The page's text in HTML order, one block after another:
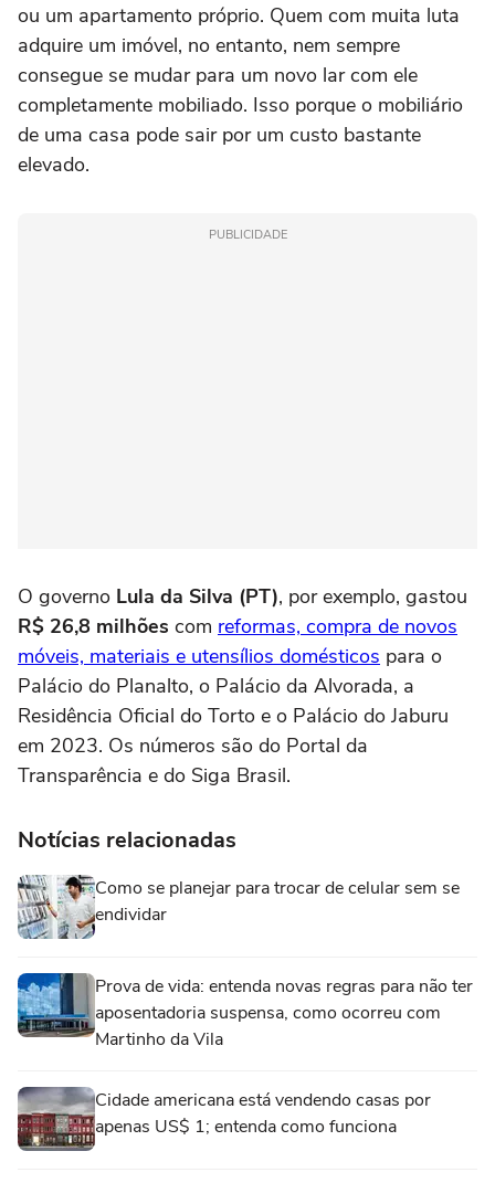
ou um apartamento próprio. Quem com muita luta
adquire um imóvel, no entanto, nem sempre
consegue se mudar para um novo lar com ele
completamente mobiliado. Isso porque o mobiliário
de uma casa pode sair por um custo bastante
elevado.
PUBLICIDADE
O governo Lula da Silva (PT), por exemplo, gastou
R$ 26,8 milhões com reformas, compra de novos
móveis, materiais e utensílios domésticos para o
Palácio do Planalto, o Palácio da Alvorada, a
Residência Oficial do Torto e o Palácio do Jaburu
em 2023. Os números são do Portal da
Transparência e do Siga Brasil.
Notícias relacionadas
Como se planejar para trocar de celular sem se
endividar
Prova de vida: entenda novas regras para não ter
aposentadoria suspensa, como ocorreu com
Martinho da Vila
Cidade americana está vendendo casas por
apenas US$ 1; entenda como funciona